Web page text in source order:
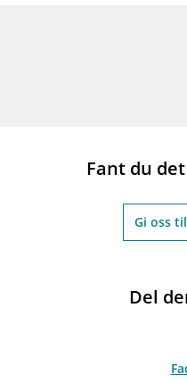
Fant du
Gi oss
Del